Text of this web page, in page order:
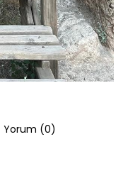
Yorum (0)